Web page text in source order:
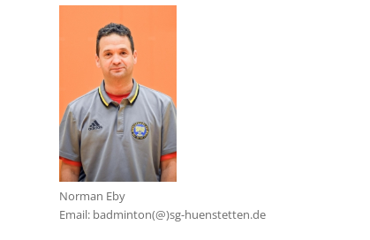
Norman Eby
Email: badminton(@)sg-huenstetten.de